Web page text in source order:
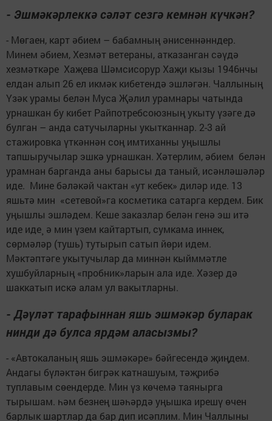
- Эшмәкәрлеккә сәләт сезгә кемнән күчкән?
- Мөгаен, карт әбием – бабамның әнисеннәнндер.
Минем әбием, Хезмәт ветераны, атказанган сәүдә
хезмәткәре Хаҗева Шәмсисорур Хаҗи кызы 1946нчы
елдан алып 26 ел икмәк кибетендә эшләгән. Чаллының
Үзәк урамы белән Муса Җәлил урамнары чатында
урнашкан бу кибет Райпотребсоюзның укыту үзәге дә
булган – анда сатучыларны укытканнар. 2-3 ай
стажировка үткәннән соң имтиханны уңышлы
тапшыручылар эшкә урнашкан. Хәтерлим, әбием белән
урамнан барганда аны барысы да таный, исәнләшәләр
иде. Мине бәләкәй чактан «ут кебек» диләр иде. 13
яшьтә мин «сетевой»га косметика сатарга кердем. Бик
уңышлы эшләдем. Кеше заказлар белән генә эш итә
иде иде¸ ә мин үзем кайтартып, сумкама иннек,
сөрмәләр (тушь) тутырып сатып йөри идем.
Мәктәптәге укытучылар да миннән кыйммәтле
хушбуйларның «пробник»ларын ала иде. Хәзер дә
шаккатып искә алам ул вакытларны.
- Дәүләт тарафыннан яшь эшмәкәр буларак
нинди дә булса ярдәм аласызмы?
- «Автокаланың яшь эшмәкәре» бәйгесендә җиңдем.
Андагы бүләктән бигрәк катнашуым, тәҗрибә
туплавым сөендерде. Мин үз көчемә таянырга
тырышам. һәм безнең шәһәрдә уңышка ирешү өчен
барлык шартлар да бар дип исәплим. Мин Чаллыны